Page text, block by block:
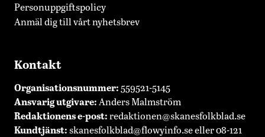
Personuppgiftspolicy
Anmäl dig till vårt nyhetsbrev
Kontakt
Organisationsnummer: 559521-5145
Ansvarig utgivare: Anders Malmström
Redaktionense-post:redaktionen@skanesfolkblad.se
Kundtjänst:skanesfolkblad@flowyinfo.seeller 08-121